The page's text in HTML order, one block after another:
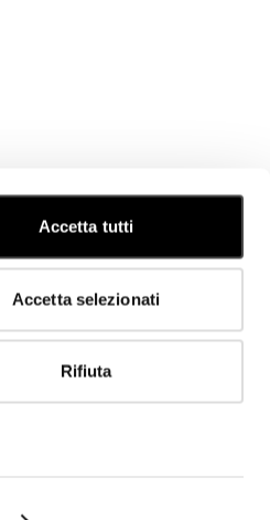
Accetta tutti
Accetta selezionati
Rifiuta